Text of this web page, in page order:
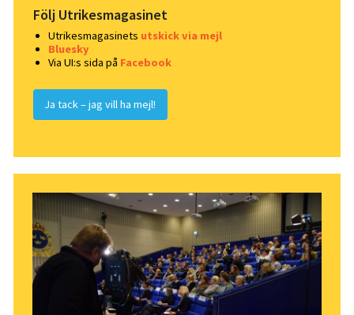
Följ Utrikesmagasinet
Utrikesmagasinets utskick via mejl
Bluesky
Via UI:s sida på Facebook
Ja tack – jag vill ha mejl!